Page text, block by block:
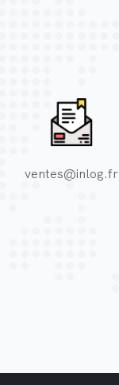
ventes@inlog.fr